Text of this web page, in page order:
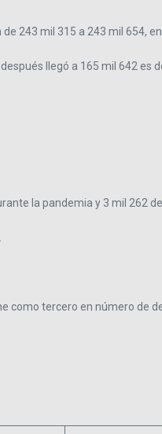
243 mil 315 a 243 mil 654,
llegó a 165 mil 642 es
la pandemia y 3 mil 262
como tercero en número de